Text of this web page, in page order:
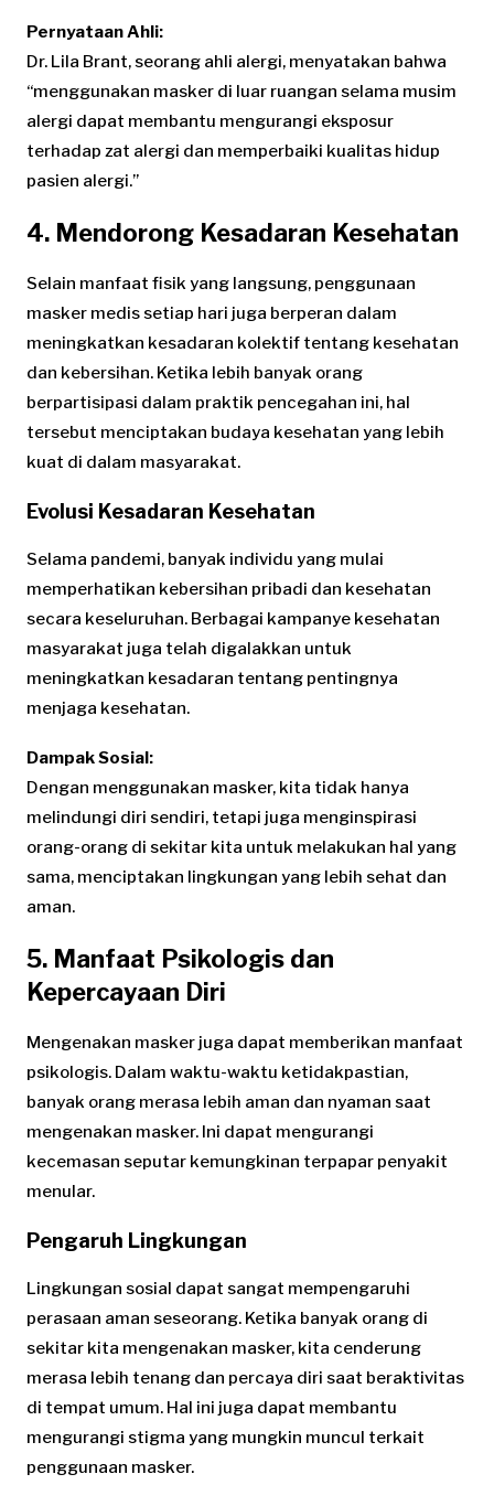
Pernyataan Ahli:
Dr. Lila Brant, seorang ahli alergi, menyatakan bahwa
“menggunakan masker di luar ruangan selama musim
alergi dapat membantu mengurangi eksposur
terhadap zat alergi dan memperbaiki kualitas hidup
pasien alergi.”
4. Mendorong Kesadaran Kesehatan
Selain manfaat fisik yang langsung, penggunaan
masker medis setiap hari juga berperan dalam
meningkatkan kesadaran kolektif tentang kesehatan
dan kebersihan. Ketika lebih banyak orang
berpartisipasi dalam praktik pencegahan ini, hal
tersebut menciptakan budaya kesehatan yang lebih
kuat di dalam masyarakat.
Evolusi Kesadaran Kesehatan
Selama pandemi, banyak individu yang mulai
memperhatikan kebersihan pribadi dan kesehatan
secara keseluruhan. Berbagai kampanye kesehatan
masyarakat juga telah digalakkan untuk
meningkatkan kesadaran tentang pentingnya
menjaga kesehatan.
Dampak Sosial:
Dengan menggunakan masker, kita tidak hanya
melindungi diri sendiri, tetapi juga menginspirasi
orang-orang di sekitar kita untuk melakukan hal yang
sama, menciptakan lingkungan yang lebih sehat dan
aman.
5. Manfaat Psikologis dan
Kepercayaan Diri
Mengenakan masker juga dapat memberikan manfaat
psikologis. Dalam waktu-waktu ketidakpastian,
banyak orang merasa lebih aman dan nyaman saat
mengenakan masker. Ini dapat mengurangi
kecemasan seputar kemungkinan terpapar penyakit
menular.
Pengaruh Lingkungan
Lingkungan sosial dapat sangat mempengaruhi
perasaan aman seseorang. Ketika banyak orang di
sekitar kita mengenakan masker, kita cenderung
merasa lebih tenang dan percaya diri saat beraktivitas
di tempat umum. Hal ini juga dapat membantu
mengurangi stigma yang mungkin muncul terkait
penggunaan masker.